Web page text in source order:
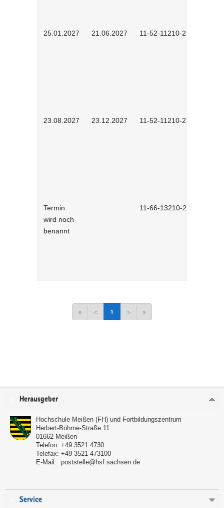
25.01.2027 21.06.2027 11-52-11210-2701
23.08.2027 23.12.2027 11-52-11210-2702
Termin
wird noch
benannt
11-66-13210-2701
« < 1 > »
Service
Herausgeber
Hochschule Meißen (FH) und Fortbildungszentrum
Herbert-Böhme-Straße 11
01662 Meißen
Telefon: +49 3521 4730
Telefax: +49 3521 473100
E-Mail:
poststelle@hsf.sachsen.de
Service